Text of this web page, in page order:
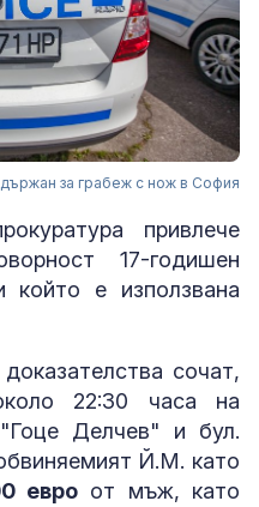
за грабеж с нож в София
привлече
17-годишен
е използвана
сочат,
22:30 часа на
Делчев" и бул.
Й.М. като
евро от мъж, като